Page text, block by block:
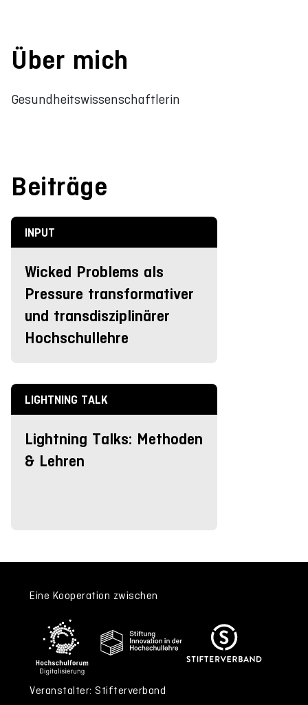
Über mich
Gesundheitswissenschaftlerin
Beiträge
INPUT
Wicked Problems als
Pressure transformativer
und transdisziplinärer
Hochschullehre
LIGHTNING TALK
Lightning Talks: Methoden
& Lehren
Eine Kooperation zwischen
Veranstalter: Stifterverband